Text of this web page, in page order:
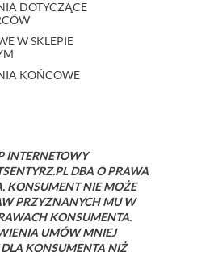
DOTYCZĄCE
W SKLEPIE
KOŃCOWE
INTERNETOWY
DBA O PRAWA
KONSUMENT NIE MOŻE
PRZYZNANYCH MU W
KONSUMENTA.
UMÓW MNIEJ
KONSUMENTA NIŻ